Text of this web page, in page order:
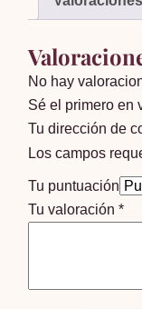
No hay
Sé el primero en
Tu dirección de
Los campos
Tu puntuación
Tu valoración*